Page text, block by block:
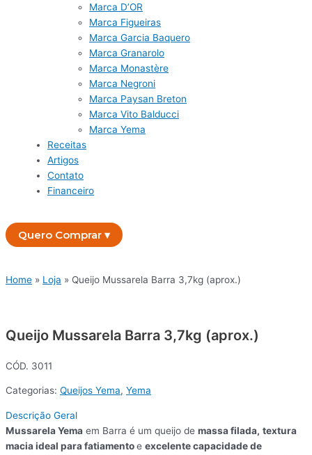
Marca D’OR
Marca Figueiras
Marca Garcia Baquero
Marca Granarolo
Marca Monastère
Marca Negroni
Marca Paysan Breton
Marca Vito Balducci
Marca Yema
Receitas
Artigos
Contato
Financeiro
Quero Comprar ▾
Home » Loja » Queijo Mussarela Barra 3,7kg (aprox.)
Queijo Mussarela Barra 3,7kg (aprox.)
CÓD. 3011
Categorias: Queijos Yema, Yema
Descrição Geral
Mussarela Yema em Barra é um queijo de massa filada, textura
macia ideal para fatiamentoe excelente capacidade de